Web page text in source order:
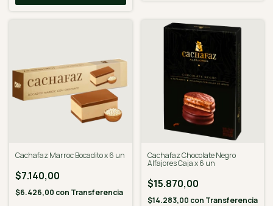
Cachafaz Marroc Bocadito x 6 un
$7.140,00
$6.426,00 con Transferencia
Cachafaz Chocolate Negro
Alfajores Caja x 6 un
$15.870,00
$14.283,00 con Transferencia